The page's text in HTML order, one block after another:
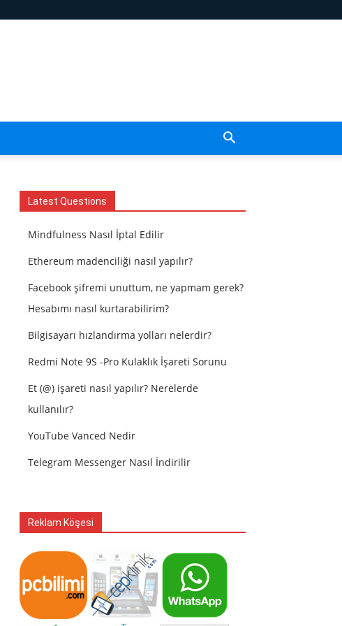
Latest Questions
Mindfulness Nasıl İptal Edilir
Ethereum madenciliği nasıl yapılır?
Facebook şifremi unuttum, ne yapmam gerek?
Hesabımı nasıl kurtarabilirim?
Bilgisayarı hızlandırma yolları nelerdir?
Redmi Note 9S -Pro Kulaklık İşareti Sorunu
Et (@) işareti nasıl yapılır? Nerelerde
kullanılır?
YouTube Vanced Nedir
Telegram Messenger Nasıl İndirilir
Reklam Köşesi